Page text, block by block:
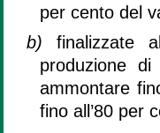
per cento del
b) finalizzate
produzione
ammontare
fino all’80 per